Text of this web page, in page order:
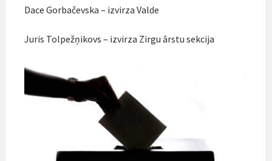
Dace Gorbačevska – izvirza Valde
Juris Tolpežņikovs – izvirza Zirgu ārstu sekcija